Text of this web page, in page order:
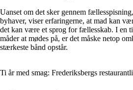
Uanset om det sker gennem
byhaver, viser erfaringerne, at mad kan
det kan være et sprog for fællesskab. I en
måder at mødes på, er det måske netop
stærkeste bånd opstår.
Ti år med smag: Frederiksbergs